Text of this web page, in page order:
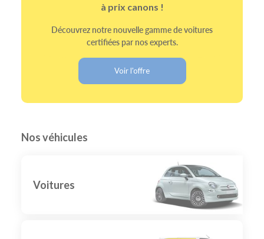
à prix canons !
Découvrez notre nouvelle gamme de voitures
certifiées par nos experts.
Voir l'offre
Nos véhicules
Voitures